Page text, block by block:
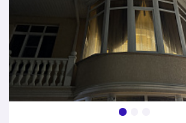
Отделка полы, стены, потолки
1 шт. 38099 ₽
Общая стоимость: 176499